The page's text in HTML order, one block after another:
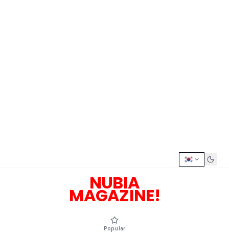
NUBIA
MAGAZINE!
Popular